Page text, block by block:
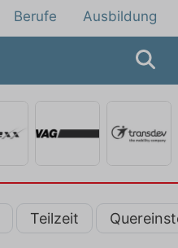
Berufe Ausbildung
Teilzeit